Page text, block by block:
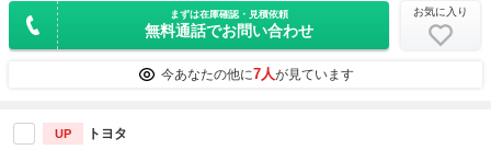
まずは在庫確認・見積依頼
無料通話でお問い合わせ
お気に入り
今あなたの他に7人が見ています
UP トヨタ